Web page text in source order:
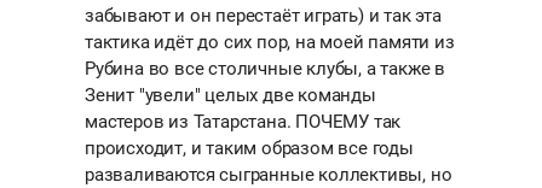
забывают и он перестаёт играть) и так эта
тактика идёт до сих пор, на моей памяти из
Рубина во все столичные клубы, а также в
Зенит "увели" целых две команды
мастеров из Татарстана. ПОЧЕМУ так
происходит, и таким образом все годы
разваливаются сыгранные коллективы, но